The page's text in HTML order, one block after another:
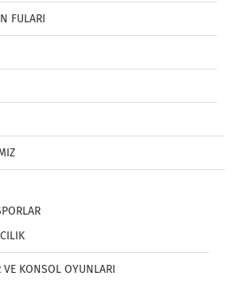
FULARI
VE KONSOL OYUNLARI